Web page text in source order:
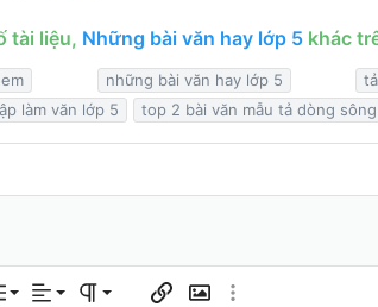
tài liệu, Những bài văn hay lớp 5 khác
những bài văn hay lớp 5
làm văn lớp 5 top 2 bài văn mẫu tả dòng
chọn…
sáchDanh sách có thứ tự
Căn lề
Căn trái Paragraph format
Normal Chèn liên kết
Chèn hình ảnh
Thêm tùy chọn…